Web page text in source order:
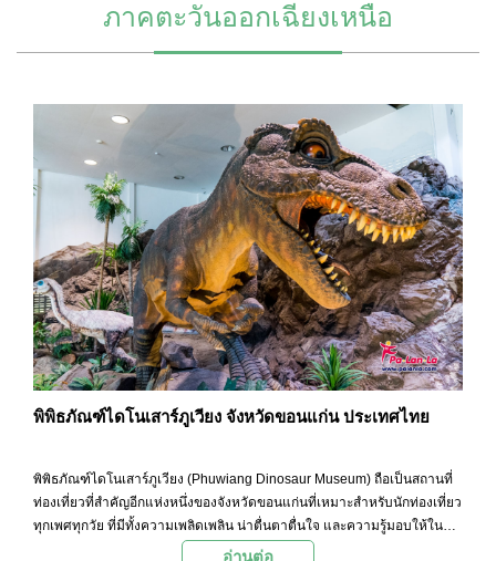
ภาคตะวันออกเฉียงเหนือ
พิพิธภัณฑ์ไดโนเสาร์ภูเวียง จังหวัดขอนแก่น ประเทศไทย
พิพิธภัณฑ์ไดโนเสาร์ภูเวียง (Phuwiang Dinosaur Museum) ถือเป็นสถานที่
ท่องเที่ยวที่สำคัญอีกแห่งหนึ่งของจังหวัดขอนแก่นที่เหมาะสำหรับนักท่องเที่ยว
ทุกเพศทุกวัย ที่มีทั้งความเพลิดเพลิน น่าตื่นตาตื่นใจ และความรู้มอบให้ใน
อ่านต่อ